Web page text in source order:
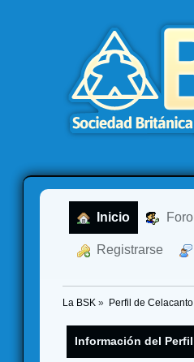
Inicio Foro
Registrarse
La BSK » Perfil de Celacanto
Información del Perfil